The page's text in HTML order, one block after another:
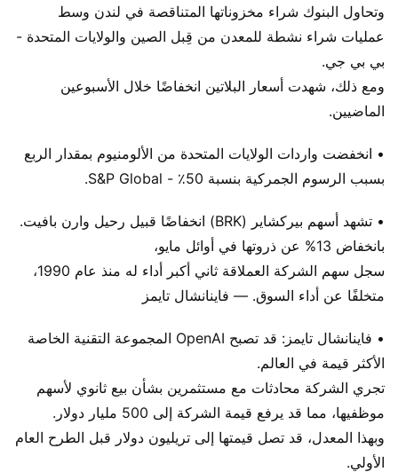
وتحاول البنوك شراء مخزوناتها المتناقصة في لندن وسط
عمليات شراء نشطة للمعدن من قِبل الصين والولايات المتحدة -
بي بي جي.
ومع ذلك، شهدت أسعار البلاتين انخفاضًا خلال الأسبوعين
الماضيين.
• انخفضت واردات الولايات المتحدة من الألومنيوم بمقدار الربع
بسبب الرسوم الجمركية بنسبة 50٪ - S&P Global.
• تشهد أسهم بيركشاير (BRK) انخفاضًا قبيل رحيل وارن بافيت.
بانخفاض 13% عن ذروتها في أوائل مايو،
سجل سهم الشركة العملاقة ثاني أكبر أداء له منذ عام 1990،
متخلفًا عن أداء السوق. — فاينانشال تايمز
• فاينانشال تايمز: قد تصبح OpenAI المجموعة التقنية الخاصة
الأكثر قيمة في العالم.
تجري الشركة محادثات مع مستثمرين بشأن بيع ثانوي لأسهم
موظفيها، مما قد يرفع قيمة الشركة إلى 500 مليار دولار.
وبهذا المعدل، قد تصل قيمتها إلى تريليون دولار قبل الطرح العام
الأولي.